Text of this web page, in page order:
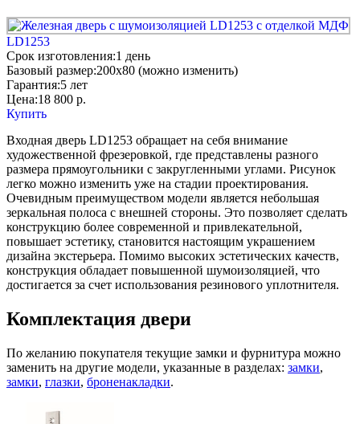
LD1253
Срок изготовления:1 день
Базовый размер:200x80 (можно изменить)
Гарантия:5 лет
Цена:18 800 р.
Купить
Входная дверь LD1253 обращает на себя внимание
художественной фрезеровкой, где представлены разного
размера прямоугольники с закругленными углами. Рисунок
легко можно изменить уже на стадии проектирования.
Очевидным преимуществом модели является небольшая
зеркальная полоса с внешней стороны. Это позволяет сделать
конструкцию более современной и привлекательной,
повышает эстетику, становится настоящим украшением
дизайна экстерьера. Помимо высоких эстетических качеств,
конструкция обладает повышенной шумоизоляцией, что
достигается за счет использования резинового уплотнителя.
Комплектация двери
По желанию покупателя текущие замки и фурнитура можно
заменить на другие модели, указанные в разделах: замки,
замки, глазки, броненакладки.